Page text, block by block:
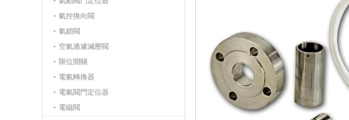
氣控換向閥
氣鎖閥
空氣過濾減壓閥
限位開關
電氣轉換器
電氣閥門定位器
電磁閥